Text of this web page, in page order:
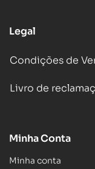
Legal
Condições de
Livro de
Minha Conta
Minha conta